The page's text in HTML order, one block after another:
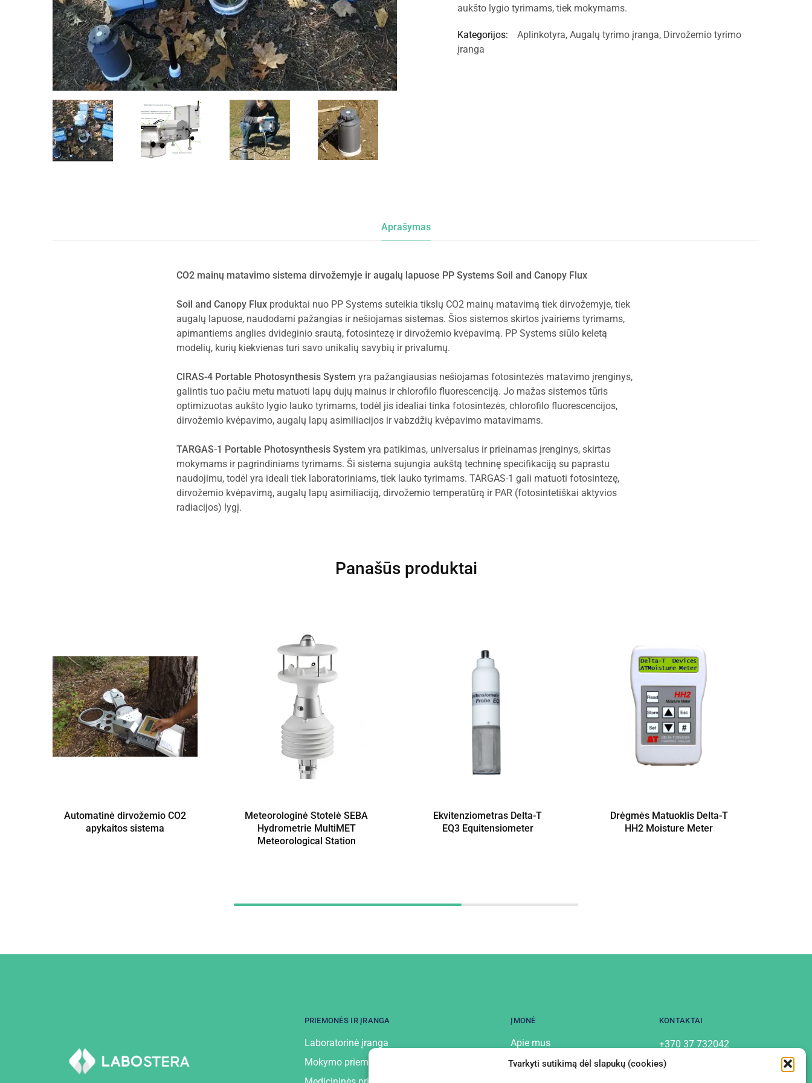
Tvarkyti sutikimą dėl slapukų (cookies)
aukšto lygio tyrimams, tiek mokymams.
Kategorijos: Aplinkotyra, Augalų tyrimo įranga, Dirvožemio tyrimo
įranga
Aprašymas
CO2 mainų matavimo sistema dirvožemyje ir augalų lapuose PP Systems Soil and Canopy Flux
Soil and Canopy Flux produktai nuo PP Systems suteikia tikslų CO2 mainų matavimą tiek dirvožemyje, tiek
augalų lapuose, naudodami pažangias ir nešiojamas sistemas. Šios sistemos skirtos įvairiems tyrimams,
apimantiems anglies dvideginio srautą, fotosintezę ir dirvožemio kvėpavimą. PP Systems siūlo keletą
modelių, kurių kiekvienas turi savo unikalių savybių ir privalumų.
CIRAS-4 Portable Photosynthesis System yra pažangiausias nešiojamas fotosintezės matavimo įrenginys,
galintis tuo pačiu metu matuoti lapų dujų mainus ir chlorofilo fluorescenciją. Jo mažas sistemos tūris
optimizuotas aukšto lygio lauko tyrimams, todėl jis idealiai tinka fotosintezės, chlorofilo fluorescencijos,
dirvožemio kvėpavimo, augalų lapų asimiliacijos ir vabzdžių kvėpavimo matavimams.
TARGAS-1 Portable Photosynthesis System yra patikimas, universalus ir prieinamas įrenginys, skirtas
mokymams ir pagrindiniams tyrimams. Ši sistema sujungia aukštą techninę specifikaciją su paprastu
naudojimu, todėl yra ideali tiek laboratoriniams, tiek lauko tyrimams. TARGAS-1 gali matuoti fotosintezę,
dirvožemio kvėpavimą, augalų lapų asimiliaciją, dirvožemio temperatūrą ir PAR (fotosintetiškai aktyvios
radiacijos) lygį.
Panašūs produktai
Automatinė dirvožemio CO2
apykaitos sistema
Meteorologinė Stotelė SEBA
Hydrometrie MultiMET
Meteorological Station
Ekvitenziometras Delta-T
EQ3 Equitensiometer
Drėgmės Matuoklis Delta-T
HH2 Moisture Meter
PRIEMONĖS IR ĮRANGA
Laboratorinė įranga
Mokymo priemonės ir įranga
ĮMONĖ
Apie mus
Kontaktai
KONTAKTAI
+370 37 732042
info@labostera.lt